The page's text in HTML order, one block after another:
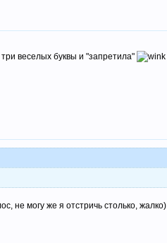
веселых буквы и "запретила"
не могу же я отстричь столько, жалко)